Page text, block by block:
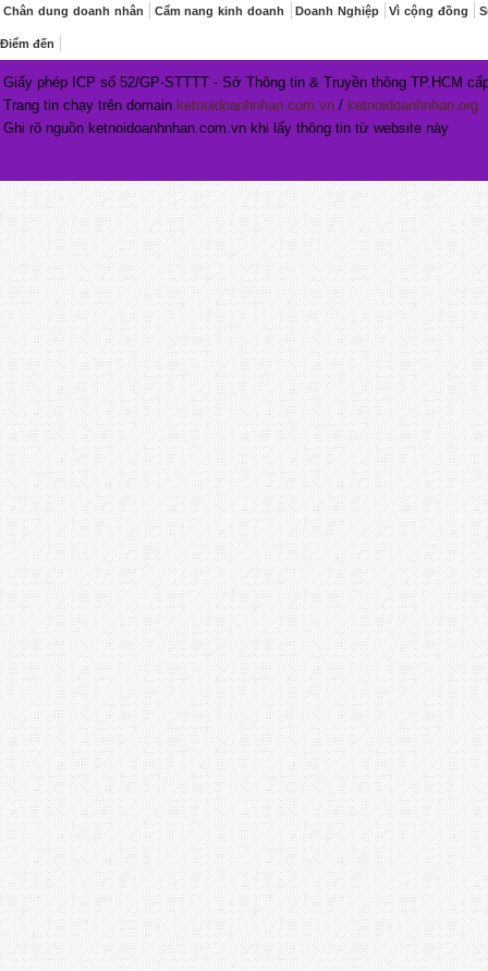
Chân dung doanh nhân Cẩm nang kinh doanh Doanh Nghiệp Vì cộng đồng
Điểm đến
Giấy phép ICP số 52/GP-STTTT - Sở Thông tin & Truyền thông TP.HCM
Trang tin chạy trên domain ketnoidoanhnhan.com.vn / ketnoidoanhnhan.org
Ghi rõ nguồn ketnoidoanhnhan.com.vn khi lấy thông tin từ website này